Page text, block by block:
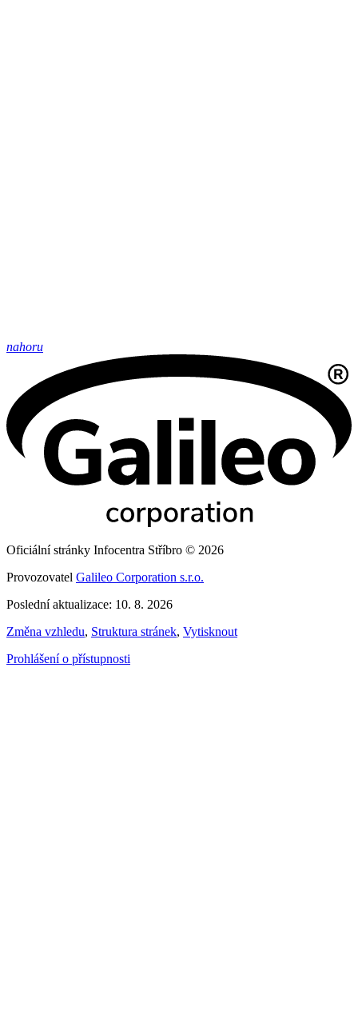
nahoru
Oficiální stránky Infocentra Stříbro © 2026
Provozovatel Galileo Corporation s.r.o.
Poslední aktualizace: 10. 8. 2026
Změna vzhledu, Struktura stránek, Vytisknout
Prohlášení o přístupnosti